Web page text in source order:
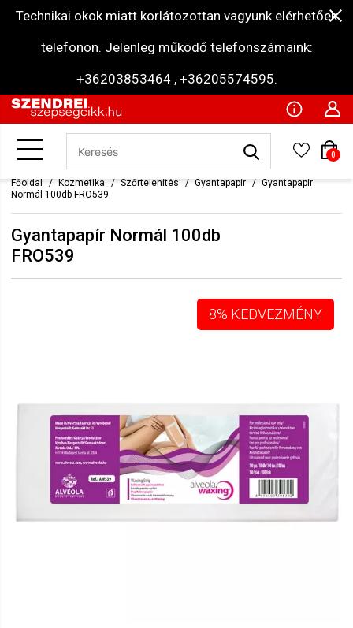
Technikai okok miatt korlátozottan vagyunk elérhetőek
telefonon. Jelenleg működő telefonszámaink:
+36203853464 , +36205574595.
0
Főoldal Kozmetika Szőrtelenítés Gyantapapír
Gyantapapír
Normál 100db FRO539
Gyantapapír Normál 100db
FRO539
8% KEDVEZMÉNY